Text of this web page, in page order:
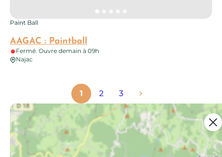
AAGAC : Paintball
Paint Ball
Fermé. Ouvre demain à 09h
Najac
1 2 3
Ce contenu vous a été utile ?
Enregistrer